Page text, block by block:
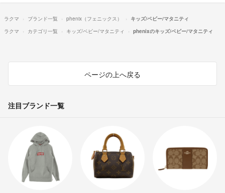
ラクマ ブランド一覧 phenix（フェニックス）
キッズ/ベビー/マタニティ
ラクマ
カテゴリ一覧 キッズ/ベビー/マタニティ phenixのキッズ/ベビー/マタニティ
ページの上へ戻る
注目ブランド一覧